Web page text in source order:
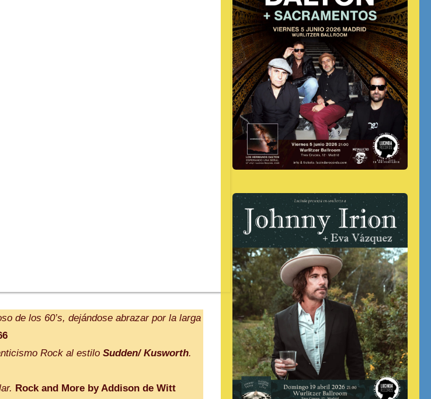
de los 60’s, dejándose abrazar por la larga
Rock al estilo Sudden/ Kusworth.
Rock and More by Addison de Witt